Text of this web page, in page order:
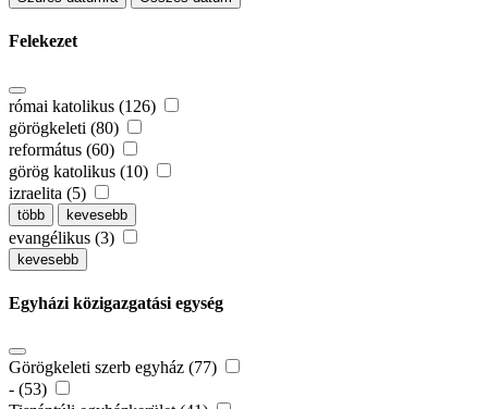
Felekezet
római katolikus (126)
görögkeleti (80)
református (60)
görög katolikus (10)
izraelita (5)
több kevesebb
evangélikus (3)
kevesebb
Egyházi közigazgatási egység
Görögkeleti szerb egyház (77)
- (53)